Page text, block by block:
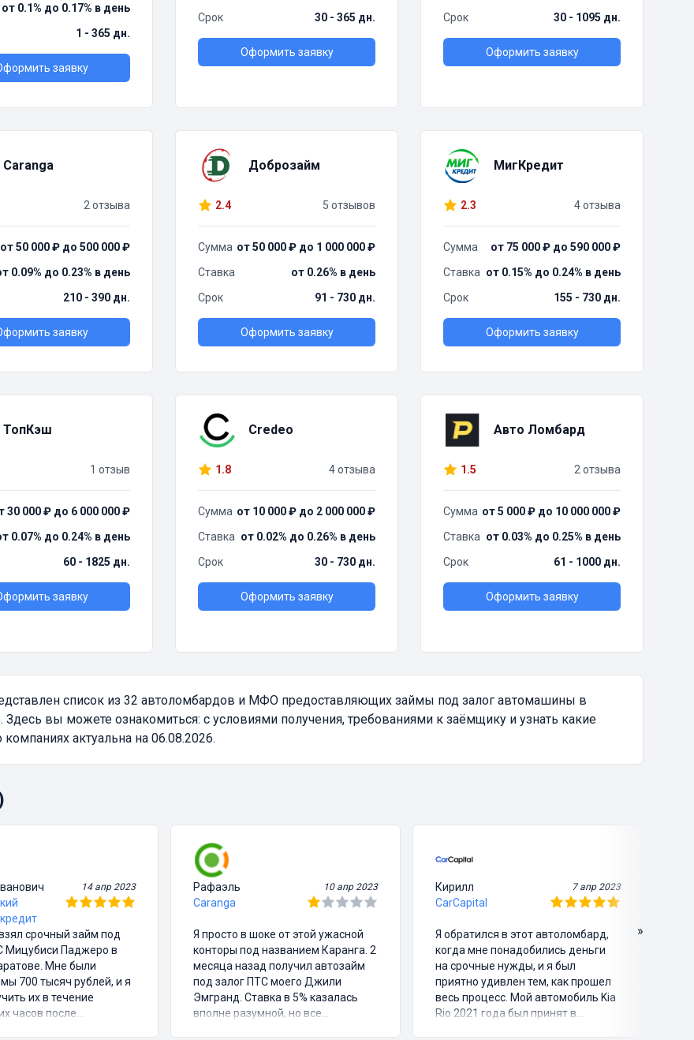
от 0.1% до 0.17% в день
1 - 365 дн.
заявку
Срок
30 - 365 дн.
Оформить заявку
Срок
30 - 1095 дн.
Оформить заявку
Caranga
2 отзыва
от 50 000 ₽ до 500 000 ₽
0.09% до 0.23% в день
210 - 390 дн.
заявку
Доброзайм
2.4 5 отзывов
Сумма от 50 000 ₽ до 1 000 000 ₽
Ставка
от 0.26% в день
Срок
91 - 730 дн.
Оформить заявку
МигКредит
2.3 4 отзыва
Сумма
от 75 000 ₽ до 590 000 ₽
Ставка от 0.15% до 0.24% в день
Срок
155 - 730 дн.
Оформить заявку
ТопКэш
1 отзыв
30 000 ₽ до 6 000 000 ₽
0.07% до 0.24% в день
60 - 1825 дн.
заявку
Credeo
1.8 4 отзыва
Сумма от 10 000 ₽ до 2 000 000 ₽
Ставка от 0.02% до 0.26% в день
Срок
30 - 730 дн.
Оформить заявку
Авто Ломбард
1.5 2 отзыва
Сумма от 5 000 ₽ до 10 000 000 ₽
Ставка от 0.03% до 0.25% в день
Срок
61 - 1000 дн.
Оформить заявку
список из 32 автоломбардов и МФО предоставляющих займы под залог автомашины в
вы можете ознакомиться: с условиями получения, требованиями к заёмщику и узнать какие
актуальна на 06.08.2026.
14 апр 2023
срочный займ под
Мицубиси Паджеро в
Мне были
700 тысяч рублей, и я
их в течение
часов после
Рафаэль 10 апр 2023
Caranga
Я просто в шоке от этой ужасной
конторы под названием Каранга. 2
месяца назад получил автозайм
под залог ПТС моего Джили
Эмгранд. Ставка в 5% казалась
вполне разумной, но все
Кирилл 7 апр 2023
CarCapital
Я обратился в этот автоломбард,
когда мне понадобились деньги
на срочные нужды, и я был
приятно удивлен тем, как прошел
весь процесс. Мой автомобиль Kia
Rio 2021 года был принят в
»